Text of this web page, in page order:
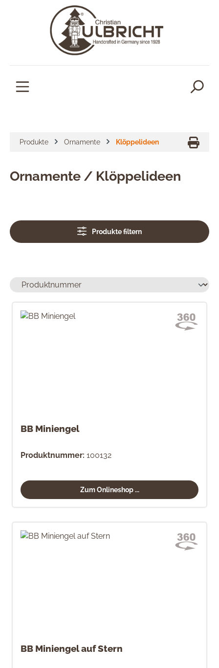
Produkte Ornamente Klöppelideen
Ornamente / Klöppelideen
Produkte filtern
BB Miniengel
Produktnummer: 100132
Zum Onlineshop ...
BB Miniengel auf Stern